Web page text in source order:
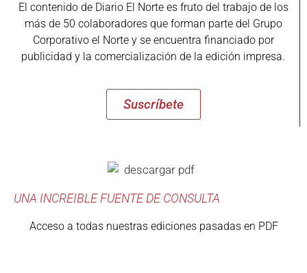
El contenido de Diario El Norte es fruto del trabajo de los
más de 50 colaboradores que forman parte del Grupo
Corporativo el Norte y se encuentra financiado por
publicidad y la comercialización de la edición impresa.
Suscríbete
UNA INCREIBLE FUENTE DE CONSULTA
Acceso a todas nuestras ediciones pasadas en PDF